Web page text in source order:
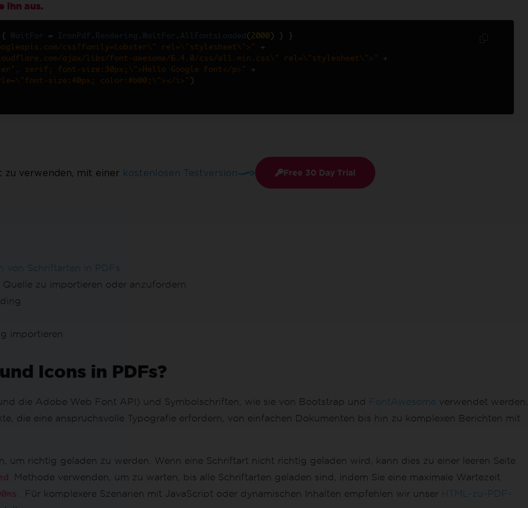
ihn aus.
{ WaitFor = IronPdf . Rendering . WaitFor . AllFontsLoaded ( 2000 ) }
}
css?family=Lobster\" rel=\"stylesheet\">"
+
ajax/libs/font-awesome/6.4.0/css/all.min.css\" rel=\"stylesheet\">"
+
serif; font-size:30px;\">Hello Google Font</p>"
+
size:40px; color:#b00;\"></i>" )
zu verwenden, mit einer kostenlosen Testversion Free 30 Day Trial
von Schriftarten in PDFs
zu importieren oder anzufordern
importieren
Icons in PDFs?
die Adobe Web Font API) und Symbolschriften, wie sie von Bootstrap und FontAwesome verwendet werden.
die eine anspruchsvolle Typografie erfordern, von einfachen Dokumenten bis hin zu komplexen Berichten mit
um richtig geladen zu werden. Wenn eine Schriftart nicht richtig geladen wird, kann dies zu einer leeren Seite
Methode verwenden, um zu warten, bis alle Schriftarten geladen sind, indem Sie eine maximale Wartezeit
. Für komplexere Szenarien mit JavaScript oder dynamischen Inhalten empfehlen wir unser HTML-zu-PDF-